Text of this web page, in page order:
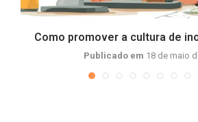
Como promover a cultura de
Publicado em 18 de maio